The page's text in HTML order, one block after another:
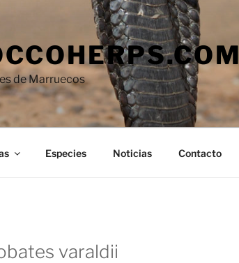
de Marruecos
Especies Noticias Contacto
varaldii